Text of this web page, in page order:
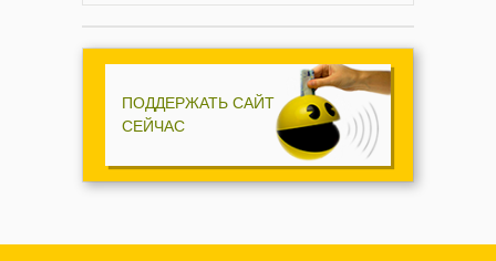
ПОДДЕРЖАТЬ САЙТ
СЕЙЧАС